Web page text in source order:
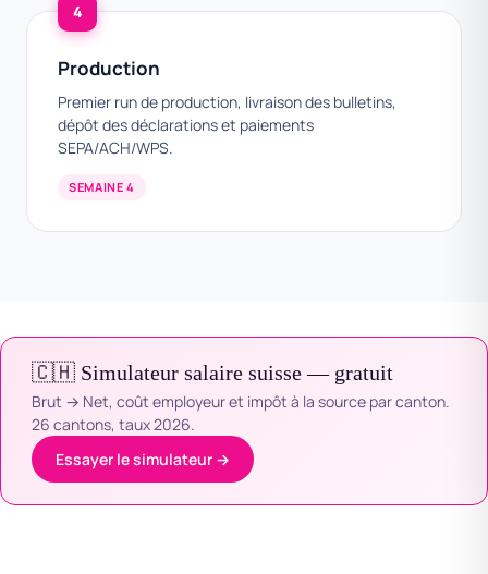
4
Production
Premier run de production, livraison des bulletins,
dépôt des déclarations et paiements
SEPA/ACH/WPS.
SEMAINE 4
🇨🇭 Simulateur salaire suisse — gratuit
Brut → Net, coût employeur et impôt à la source par canton.
26 cantons, taux 2026.
Essayer le simulateur →